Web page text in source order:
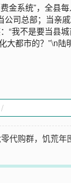
金系统”，全县
公司总部；当亲
“我不是要当县
都市的？”\n陆
代购群，饥荒年